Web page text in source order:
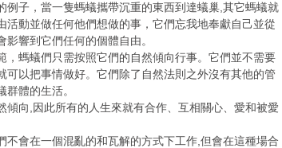
例子，當一隻螞蟻攜帶沉重的東西到達蟻巢,其它螞蟻就
活動並做任何他們想做的事，它們忘我地奉獻自己並從
響到它們任何的個體自由。
，螞蟻們只需按照它們的自然傾向行事。它們並不需要
可以把事情做好。它們除了自然法則之外沒有其他的管
體的生活。
傾向,因此所有的人生來就有合作、互相關心、愛和被愛
不會在一個混亂的和瓦解的方式下工作,但會在這種場合